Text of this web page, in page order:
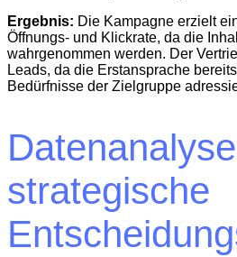
Ergebnis: Die Kampagne erzielt
Öffnungs- und Klickrate, da die
wahrgenommen werden. Der
Leads, da die Erstansprache
Bedürfnisse der Zielgruppe
strategische